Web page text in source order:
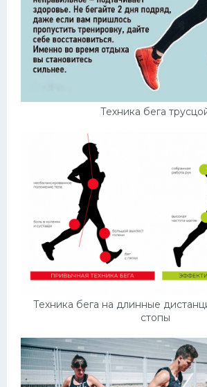
Техника бега
Техника бега на длинные
стопы